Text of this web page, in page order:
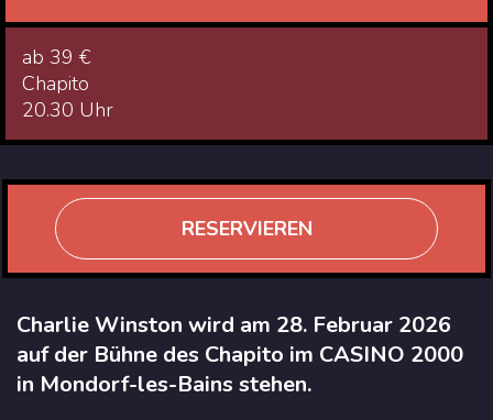
ab 39 €
Chapito
20.30 Uhr
RESERVIEREN
Charlie Winston wird am 28. Februar 2026
auf der Bühne des Chapito im CASINO 2000
in Mondorf-les-Bains stehen.